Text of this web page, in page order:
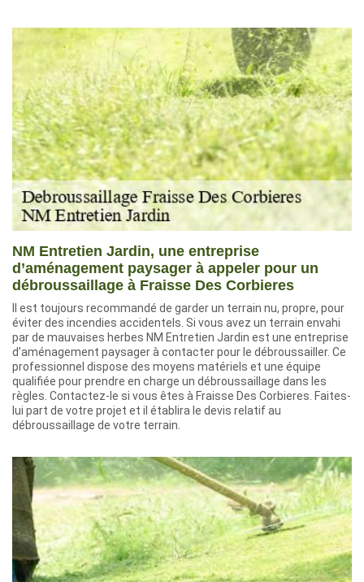
NM Entretien Jardin, une entreprise
d’aménagement paysager à appeler pour un
débroussaillage à Fraisse Des Corbieres
Il est toujours recommandé de garder un terrain nu, propre, pour
éviter des incendies accidentels. Si vous avez un terrain envahi
par de mauvaises herbes NM Entretien Jardin est une entreprise
d’aménagement paysager à contacter pour le débroussailler. Ce
professionnel dispose des moyens matériels et une équipe
qualifiée pour prendre en charge un débroussaillage dans les
règles. Contactez-le si vous êtes à Fraisse Des Corbieres. Faites-
lui part de votre projet et il établira le devis relatif au
débroussaillage de votre terrain.